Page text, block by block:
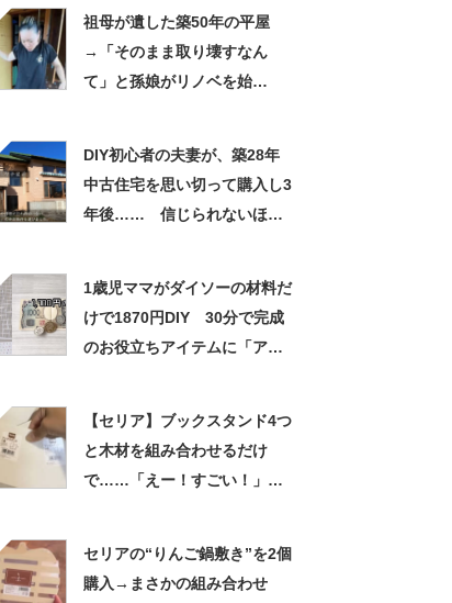
祖母が遺した築50年の平屋
→「そのまま取り壊すなん
て」と孫娘がリノベを始
DIY初心者の夫妻が、築28年
中古住宅を思い切って購入し3
年後…… 信じられないほど
1歳児ママがダイソーの材料だ
けで1870円DIY 30分で完成
のお役立ちアイテムに「アイ
【セリア】ブックスタンド4つ
と木材を組み合わせるだけ
で……「えー！すごい！」
セリアの“りんご鍋敷き”を2個
購入→まさかの組み合わせ